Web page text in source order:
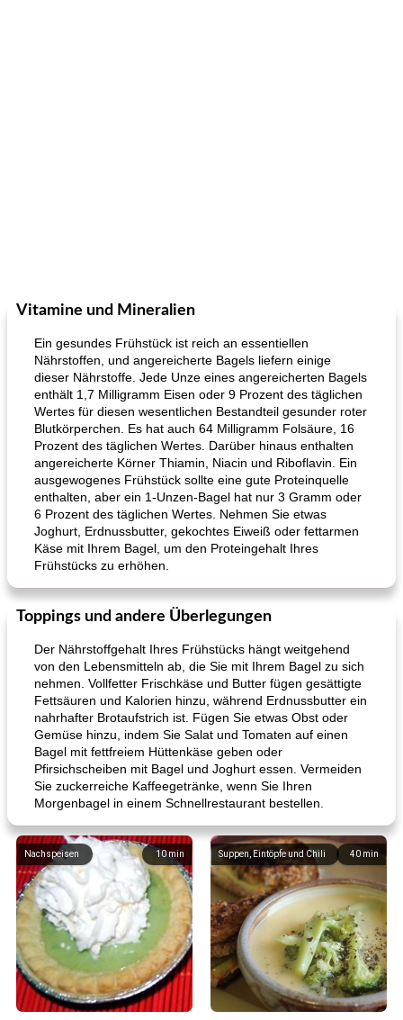
Vitamine und Mineralien
Ein gesundes Frühstück ist reich an essentiellen
Nährstoffen, und angereicherte Bagels liefern einige
dieser Nährstoffe. Jede Unze eines angereicherten Bagels
enthält 1,7 Milligramm Eisen oder 9 Prozent des täglichen
Wertes für diesen wesentlichen Bestandteil gesunder roter
Blutkörperchen. Es hat auch 64 Milligramm Folsäure, 16
Prozent des täglichen Wertes. Darüber hinaus enthalten
angereicherte Körner Thiamin, Niacin und Riboflavin. Ein
ausgewogenes Frühstück sollte eine gute Proteinquelle
enthalten, aber ein 1-Unzen-Bagel hat nur 3 Gramm oder
6 Prozent des täglichen Wertes. Nehmen Sie etwas
Joghurt, Erdnussbutter, gekochtes Eiweiß oder fettarmen
Käse mit Ihrem Bagel, um den Proteingehalt Ihres
Frühstücks zu erhöhen.
Toppings und andere Überlegungen
Der Nährstoffgehalt Ihres Frühstücks hängt weitgehend
von den Lebensmitteln ab, die Sie mit Ihrem Bagel zu sich
nehmen. Vollfetter Frischkäse und Butter fügen gesättigte
Fettsäuren und Kalorien hinzu, während Erdnussbutter ein
nahrhafter Brotaufstrich ist. Fügen Sie etwas Obst oder
Gemüse hinzu, indem Sie Salat und Tomaten auf einen
Bagel mit fettfreiem Hüttenkäse geben oder
Pfirsichscheiben mit Bagel und Joghurt essen. Vermeiden
Sie zuckerreiche Kaffeegetränke, wenn Sie Ihren
Morgenbagel in einem Schnellrestaurant bestellen.
10min
Nachspeisen 40 min
Suppen, Eintöpfe und Chili